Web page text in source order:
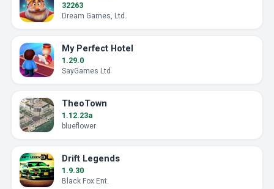
32263
Dream Games, Ltd.
My Perfect Hotel
1.29.0
SayGames Ltd
TheoTown
1.12.23a
blueflower
Drift Legends
1.9.30
Black Fox Ent.